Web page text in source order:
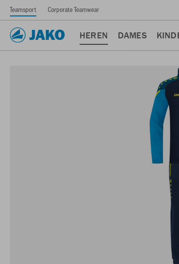
Teamsport Corporate Teamwear
HEREN DAMES